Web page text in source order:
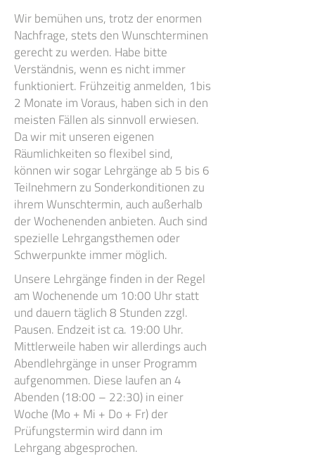
Wir bemühen uns, trotz der enormen
Nachfrage, stets den Wunschterminen
gerecht zu werden. Habe bitte
Verständnis, wenn es nicht immer
funktioniert. Frühzeitig anmelden, 1bis
2 Monate im Voraus, haben sich in den
meisten Fällen als sinnvoll erwiesen.
Da wir mit unseren eigenen
Räumlichkeiten so flexibel sind,
können wir sogar Lehrgänge ab 5 bis 6
Teilnehmern zu Sonderkonditionen zu
ihrem Wunschtermin, auch außerhalb
der Wochenenden anbieten. Auch sind
spezielle Lehrgangsthemen oder
Schwerpunkte immer möglich.
Unsere Lehrgänge finden in der Regel
am Wochenende um 10:00 Uhr statt
und dauern täglich 8 Stunden zzgl.
Pausen. Endzeit ist ca. 19:00 Uhr.
Mittlerweile haben wir allerdings auch
Abendlehrgänge in unser Programm
aufgenommen. Diese laufen an 4
Abenden (18:00 – 22:30) in einer
Woche (Mo + Mi + Do + Fr) der
Prüfungstermin wird dann im
Lehrgang abgesprochen.